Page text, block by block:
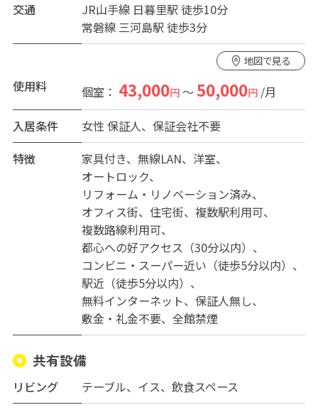
交通
JR山手線 日暮里駅 徒歩10分
常磐線 三河島駅 徒歩3分
地図で見る
使用料 個室： 43,000円～50,000円/月
入居条件
女性保証人、保証会社不要
特徴
家具付き 無線LAN
洋室
オートロック
リフォーム・リノベーション済み
オフィス街
住宅街
複数駅利用可
複数路線利用可
都心への好アクセス（30分以内）
コンビニ・スーパー近い（徒歩5分以内）
駅近（徒歩5分以内）
無料インターネット
保証人無し
敷金・礼金不要
全館禁煙
共有設備
リビング
テーブル、イス、飲食スペース